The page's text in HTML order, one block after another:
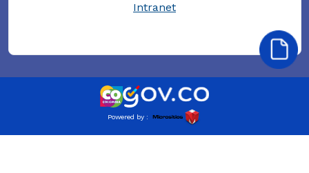
Intranet
Powered by :